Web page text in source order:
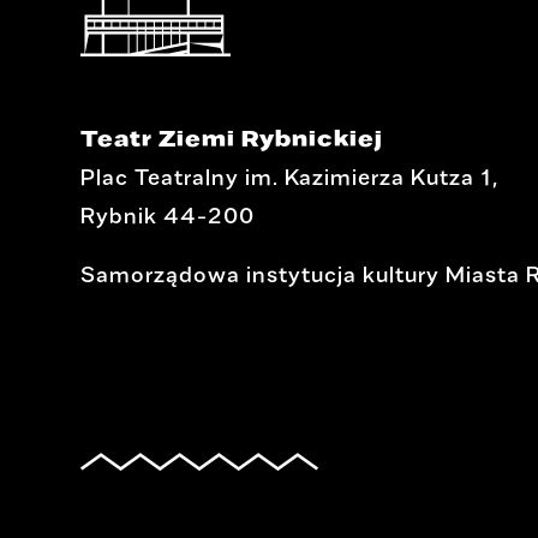
Teatr Ziemi Rybnickiej
Plac Teatralny im. Kazimierza Kutza 1,
Rybnik 44-200
Samorządowa instytucja kultury Miasta